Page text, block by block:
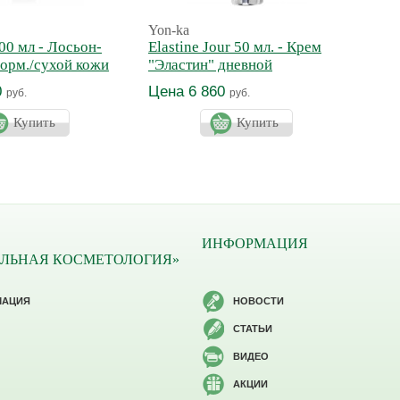
мл - Лосьон-
сухой кожи
руб.
Купить
Yon-ka
Elastine Jour 50 мл. - Крем
"Эластин" дневной
Цена 6 860 руб.
Купить
КОСМЕТОЛОГИЯ»
ИНФОРМАЦИЯ
НОВОСТИ
СТАТЬИ
ВИДЕО
АКЦИИ